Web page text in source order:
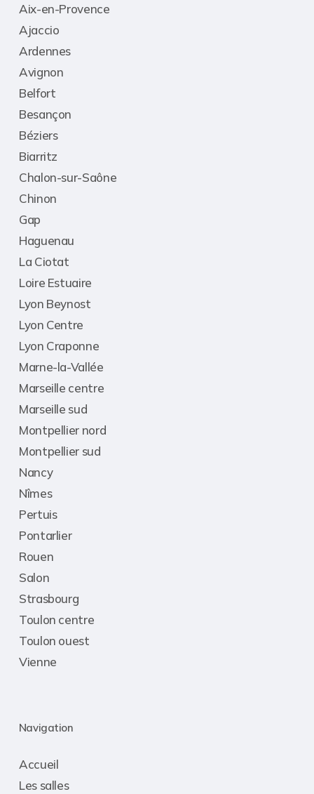
Aix-en-Provence
Ajaccio
Ardennes
Avignon
Belfort
Besançon
Béziers
Biarritz
Chalon-sur-Saône
Chinon
Gap
Haguenau
La Ciotat
Loire Estuaire
Lyon Beynost
Lyon Centre
Lyon Craponne
Marne-la-Vallée
Marseille centre
Marseille sud
Montpellier nord
Montpellier sud
Nancy
Nîmes
Pertuis
Pontarlier
Rouen
Salon
Strasbourg
Toulon centre
Toulon ouest
Vienne
Navigation
Accueil
Les salles